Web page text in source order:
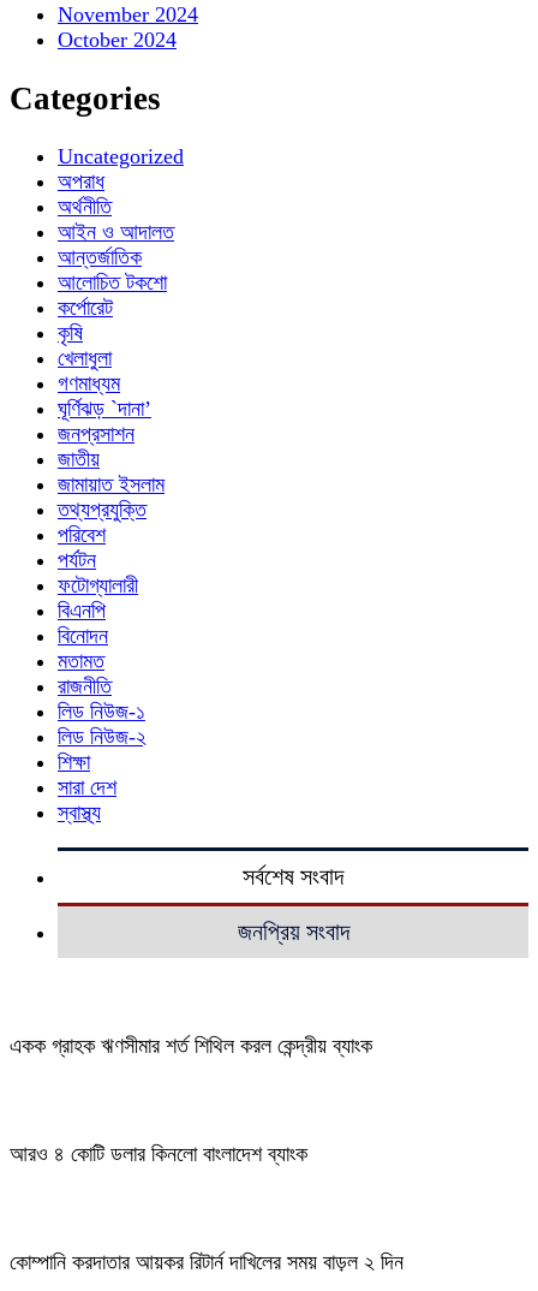
November 2024
October 2024
Categories
Uncategorized
অপরাধ
অর্থনীতি
আইন ও আদালত
আন্তর্জাতিক
আলোচিত টকশো
কর্পোরেট
কৃষি
খেলাধুলা
গণমাধ্যম
ঘূর্ণিঝড় `দানা’
জনপ্রসাশন
জাতীয়
জামায়াত ইসলাম
তথ্যপ্রযুক্তি
পরিবেশ
পর্যটন
ফটোগ্যালারী
বিএনপি
বিনোদন
মতামত
রাজনীতি
লিড নিউজ-১
লিড নিউজ-২
শিক্ষা
সারা দেশ
স্বাস্থ্য
সর্বশেষ সংবাদ
জনপ্রিয় সংবাদ
একক গ্রাহক ঋণসীমার শর্ত শিথিল করল কেন্দ্রীয় ব্যাংক
আরও ৪ কোটি ডলার কিনলো বাংলাদেশ ব্যাংক
কোম্পানি করদাতার আয়কর রিটার্ন দাখিলের সময় বাড়ল ২ দিন